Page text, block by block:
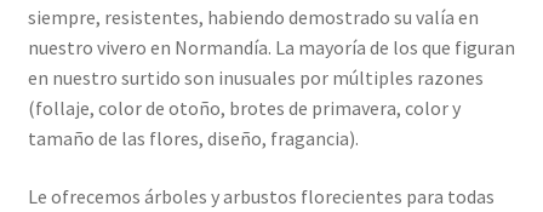
siempre, resistentes, habiendo demostrado su valía en
nuestro vivero en Normandía. La mayoría de los que figuran
en nuestro surtido son inusuales por múltiples razones
(follaje, color de otoño, brotes de primavera, color y
tamaño de las flores, diseño, fragancia).
Le ofrecemos árboles y arbustos florecientes para todas